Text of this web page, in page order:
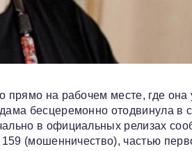
на рабочем месте, где она
бесцеремонно отодвинула в
в официальных релизах
(мошенничество), частью